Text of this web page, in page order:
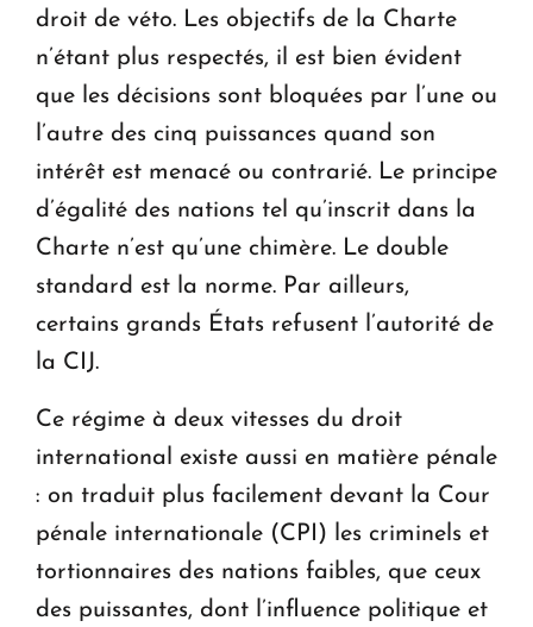
droit de véto. Les objectifs de la Charte
n’étant plus respectés, il est bien évident
que les décisions sont bloquées par l’une ou
l’autre des cinq puissances quand son
intérêt est menacé ou contrarié. Le principe
d’égalité des nations tel qu’inscrit dans la
Charte n’est qu’une chimère. Le double
standard est la norme. Par ailleurs,
certains grands États refusent l’autorité de
la CIJ.
Ce régime à deux vitesses du droit
international existe aussi en matière pénale
: on traduit plus facilement devant la Cour
pénale internationale (CPI) les criminels et
tortionnaires des nations faibles, que ceux
des puissantes, dont l’influence politique et